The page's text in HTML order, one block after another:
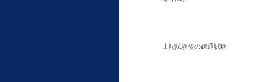
上記試験後の疎通試験